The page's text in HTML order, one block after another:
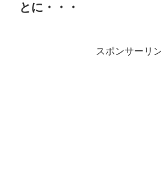
とに・・・
スポンサーリ